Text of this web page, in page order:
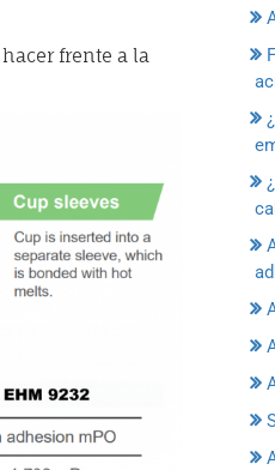
frente a la